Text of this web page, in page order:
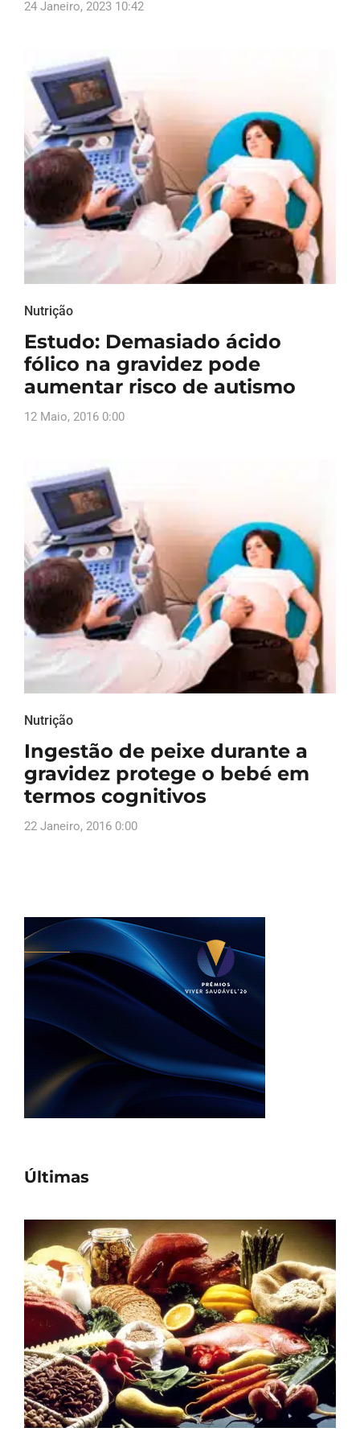
24 Janeiro, 2023 10:42
Nutrição
Estudo: Demasiado ácido
fólico na gravidez pode
aumentar risco de autismo
12 Maio, 2016 0:00
Nutrição
Ingestão de peixe durante a
gravidez protege o bebé em
termos cognitivos
22 Janeiro, 2016 0:00
Últimas